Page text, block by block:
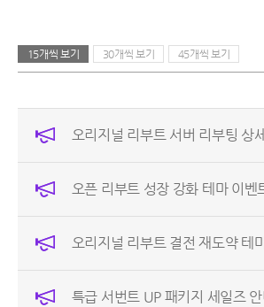
15개씩 보기 30개씩 보기 45개씩 보기
오리지널 리부트 서버 리부팅 상
오픈 리부트 성장 강화 테마 이벤
오리지널 리부트 결전 재도약 테
특급 서번트 UP 패키지 세일즈 안